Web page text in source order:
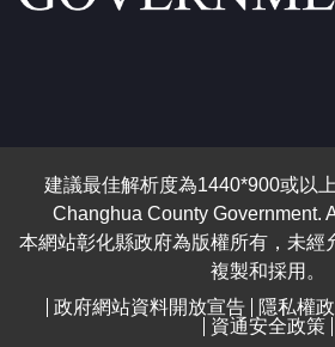
建議最佳解析度為1440*900或以
Changhua County Government.
本網站彰化縣政府為版權所有，未經
複製和採用。
政府網站資料開放宣告
隱私權
資通安全政策